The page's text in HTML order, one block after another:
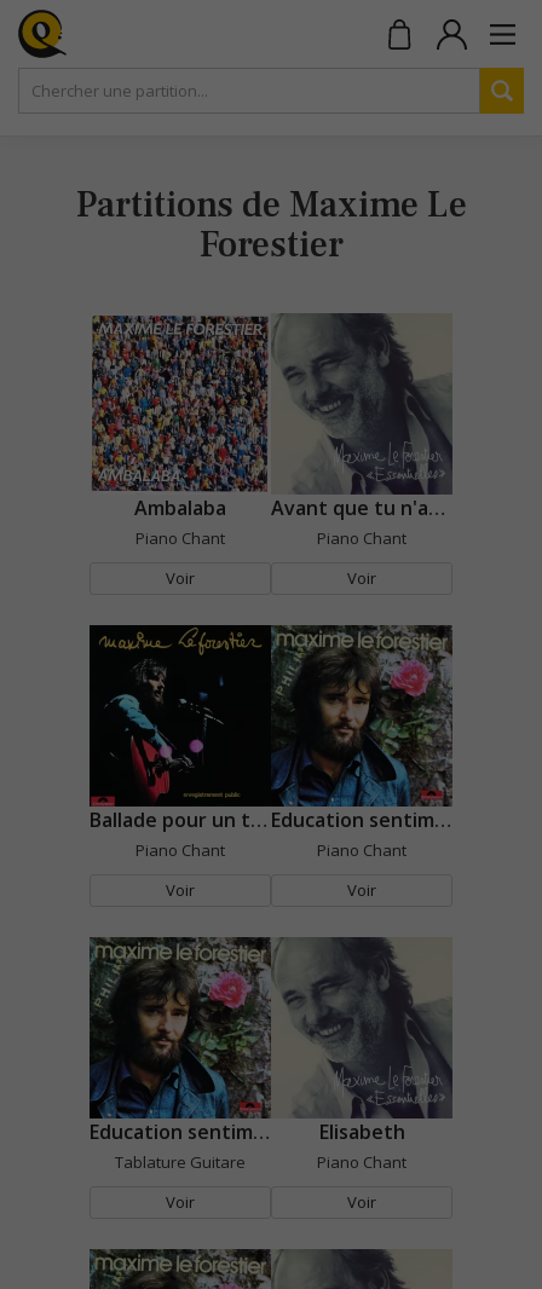
Partitions de Maxime Le
Forestier
Ambalaba
Piano Chant
Voir
Avant que tu n'arrives
Piano Chant
Voir
Ballade pour un traître
Piano Chant
Voir
Education sentimentale
Piano Chant
Voir
Education sentimentale
Tablature Guitare
Voir
Elisabeth
Piano Chant
Voir